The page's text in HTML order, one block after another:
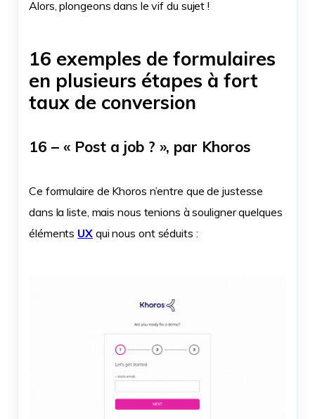
Alors, plongeons dans le vif du sujet !
16 exemples de formulaires
en plusieurs étapes à fort
taux de conversion
16 – « Post a job ? », par Khoros
Ce formulaire de Khoros n’entre que de justesse
dans la liste, mais nous tenions à souligner quelques
éléments UXqui nous ont séduits :